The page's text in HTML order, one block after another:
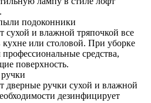
подоконники
сухой и влажной тряпочкой все
или столовой. При уборке
средства,
поверхность.
дверные ручки сухой и влажной
дезинфицирует